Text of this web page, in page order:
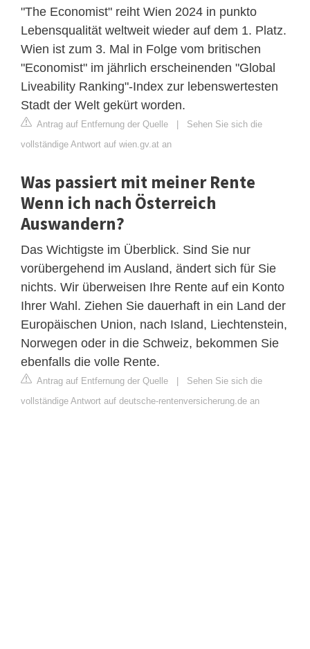
"The Economist" reiht Wien 2024 in punkto
Lebensqualität weltweit wieder auf dem 1. Platz.
Wien ist zum 3. Mal in Folge vom britischen
"Economist" im jährlich erscheinenden "Global
Liveability Ranking"-Index zur lebenswertesten
Stadt der Welt gekürt worden.
Antrag auf Entfernung der Quelle | Sehen Sie sich die
vollständige Antwort auf wien.gv.at an
Was passiert mit meiner Rente
Wenn ich nach Österreich
Auswandern?
Das Wichtigste im Überblick. Sind Sie nur
vorübergehend im Ausland, ändert sich für Sie
nichts. Wir überweisen Ihre Rente auf ein Konto
Ihrer Wahl. Ziehen Sie dauerhaft in ein Land der
Europäischen Union, nach Island, Liechtenstein,
Norwegen oder in die Schweiz, bekommen Sie
ebenfalls die volle Rente.
Antrag auf Entfernung der Quelle | Sehen Sie sich die
vollständige Antwort auf deutsche-rentenversicherung.de an